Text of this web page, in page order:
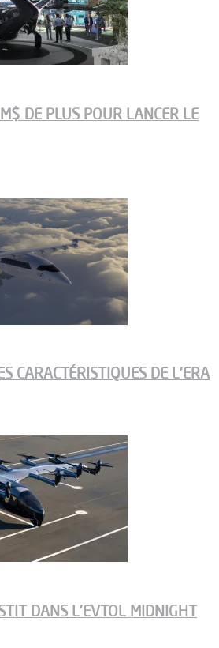
DE PLUS POUR LANCER LE
CARACTÉRISTIQUES DE L’ERA
DANS L’EVTOL MIDNIGHT